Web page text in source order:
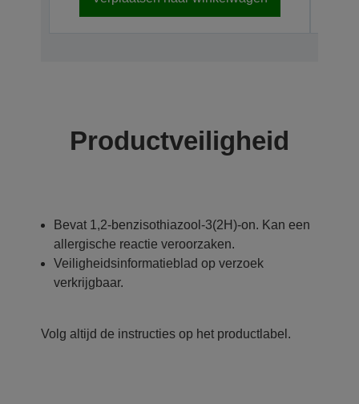
Productveiligheid
Bevat 1,2-benzisothiazool-3(2H)-on. Kan een
allergische reactie veroorzaken.
Veiligheidsinformatieblad op verzoek
verkrijgbaar.
Volg altijd de instructies op het productlabel.